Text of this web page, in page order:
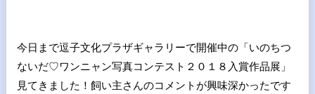
今日まで逗子文化プラザギャラリーで開催中の「いのちつ
ないだ♡ワンニャン写真コンテスト２０１８入賞作品展」
見てきました！飼い主さんのコメントが興味深かったです